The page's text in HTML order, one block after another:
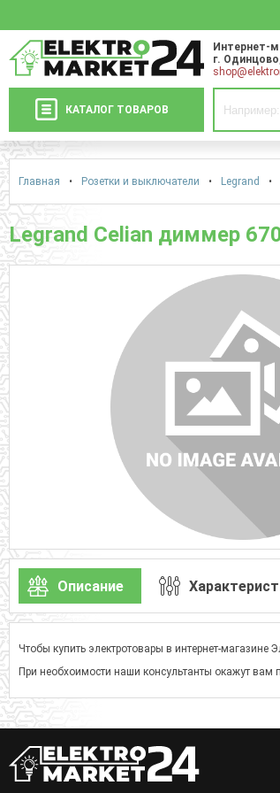
Интернет-
г. Одинцово
КАТАЛОГ ТОВАРОВ
Главная • Розетки и выключатели • Legrand •
Legrand Celian диммер
Описание
Чтобы купить электротовары в интернет-магазине
При необхоимости наши консультанты окажут